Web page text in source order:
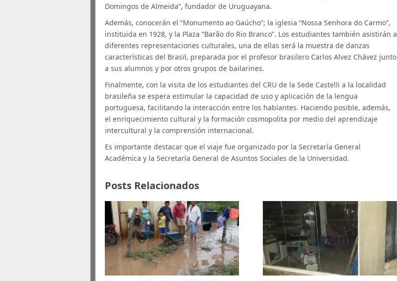
Domingos de Almeida”, fundador de Uruguayana.
Además, conocerán el “Monumento ao Gaúcho”; la iglesia “Nossa Senhora do Carmo”,
instituida en 1928, y la Plaza “Barão do Rio Branco”. Los estudiantes también asistirán a
diferentes representaciones culturales, una de ellas será la muestra de danzas
características del Brasil, preparada por el profesor brasilero Carlos Alvez Chávez junto
a sus alumnos y por otros grupos de bailarines.
Finalmente, con la visita de los estudiantes del CRU de la Sede Castelli a la localidad
brasileña se espera estimular la capacidad de uso y aplicación de la lengua
portuguesa, facilitando la interacción entre los hablantes. Haciendo posible, además,
el enriquecimiento cultural y la formación cosmopolita por medio del aprendizaje
intercultural y la comprensión internacional.
Es importante destacar que el viaje fue organizado por la Secretaría General
Académica y la Secretaría General de Asuntos Sociales de la Universidad.
Posts Relacionados